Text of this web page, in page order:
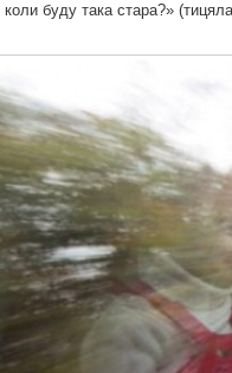
буду така стара?»